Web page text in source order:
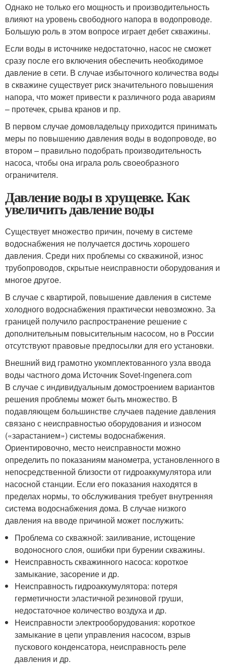
Однако не только его мощность и производительность
влияют на уровень свободного напора в водопроводе.
Большую роль в этом вопросе играет дебет скважины.
Если воды в источнике недостаточно, насос не сможет
сразу после его включения обеспечить необходимое
давление в сети. В случае избыточного количества воды
в скважине существует риск значительного повышения
напора, что может привести к различного рода авариям
– протечек, срыва кранов и пр.
В первом случае домовладельцу приходится принимать
меры по повышению давления воды в водопроводе, во
втором – правильно подобрать производительность
насоса, чтобы она играла роль своеобразного
ограничителя.
Давление воды в хрущевке. Как
увеличить давление воды
Существует множество причин, почему в системе
водоснабжения не получается достичь хорошего
давления. Среди них проблемы со скважиной, износ
трубопроводов, скрытые неисправности оборудования и
многое другое.
В случае с квартирой, повышение давления в системе
холодного водоснабжения практически невозможно. За
границей получило распространение решение с
дополнительным повысительным насосом, но в России
отсутствуют правовые предпосылки для его установки.
Внешний вид грамотно укомплектованного узла ввода
воды частного дома Источник Sovet-ingenera.com
В случае с индивидуальным домостроением вариантов
решения проблемы может быть множество. В
подавляющем большинстве случаев падение давления
связано с неисправностью оборудования и износом
(«зарастанием») системы водоснабжения.
Ориентировочно, место неисправности можно
определить по показаниям манометра, установленного в
непосредственной близости от гидроаккумулятора или
насосной станции. Если его показания находятся в
пределах нормы, то обслуживания требует внутренняя
система водоснабжения дома. В случае низкого
давления на вводе причиной может послужить:
Проблема со скважной: заиливание, истощение
водоносного слоя, ошибки при бурении скважины.
Неисправность скважинного насоса: короткое
замыкание, засорение и др.
Неисправность гидроаккумулятора: потеря
герметичности эластичной резиновой груши,
недостаточное количество воздуха и др.
Неисправности электрооборудования: короткое
замыкание в цепи управления насосом, взрыв
пускового конденсатора, неисправность реле
давления и др.